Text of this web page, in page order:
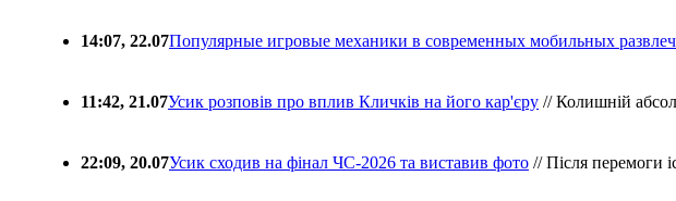
14:07, 22.07Популярные игровые механики в современных мобильных
11:42, 21.07Усик розповів про вплив Кличків на його кар'єру // Колишній
22:09, 20.07Усик сходив на фінал ЧС-2026 та виставив фото // Після перемоги